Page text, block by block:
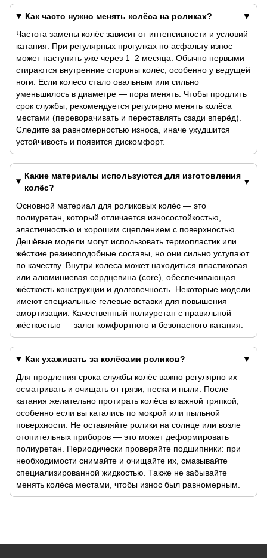
Как часто нужно менять колёса на роликах?
Частота замены колёс зависит от интенсивности и условий
катания. При регулярных прогулках по асфальту износ
может наступить уже через 1–2 месяца. Обычно первыми
стираются внутренние стороны колёс, особенно у ведущей
ноги. Если колесо стало овальным или сильно
уменьшилось в диаметре — пора менять. Чтобы продлить
срок службы, рекомендуется регулярно менять колёса
местами (переворачивать и переставлять сзади вперёд).
Следите за равномерностью износа, иначе ухудшится
устойчивость и появится дискомфорт.
Какие материалы используются для изготовления
колёс?
Основной материал для роликовых колёс — это
полиуретан, который отличается износостойкостью,
эластичностью и хорошим сцеплением с поверхностью.
Дешёвые модели могут использовать термопластик или
жёсткие резиноподобные составы, но они сильно уступают
по качеству. Внутри колеса может находиться пластиковая
или алюминиевая сердцевина (core), обеспечивающая
жёсткость конструкции и долговечность. Некоторые модели
имеют специальные гелевые вставки для повышения
амортизации. Качественный полиуретан с правильной
жёсткостью — залог комфортного и безопасного катания.
Как ухаживать за колёсами роликов?
Для продления срока службы колёс важно регулярно их
осматривать и очищать от грязи, песка и пыли. После
катания желательно протирать колёса влажной тряпкой,
особенно если вы катались по мокрой или пыльной
поверхности. Не оставляйте ролики на солнце или возле
отопительных приборов — это может деформировать
полиуретан. Периодически проверяйте подшипники: при
необходимости снимайте и очищайте их, смазывайте
специализированной жидкостью. Также не забывайте
менять колёса местами, чтобы износ был равномерным.